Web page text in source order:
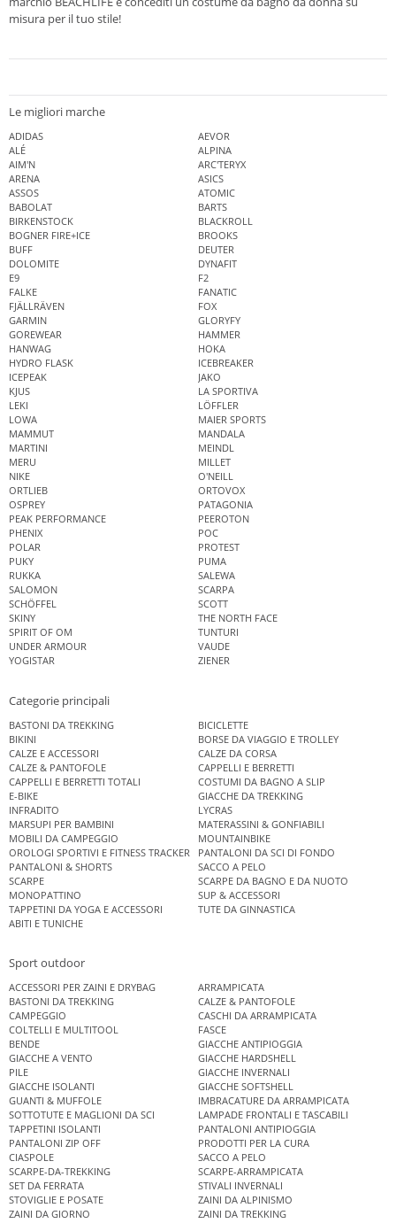
misura per il tuo stile!
Le migliori marche
ADIDAS
AEVOR
ALÉ
ALPINA
AIM'N
ARC'TERYX
ARENA
ASICS
ASSOS
ATOMIC
BABOLAT
BARTS
BIRKENSTOCK
BLACKROLL
BOGNER FIRE+ICE
BROOKS
BUFF
DEUTER
DOLOMITE
DYNAFIT
E9
F2
FALKE
FANATIC
FJÄLLRÄVEN
FOX
GARMIN
GLORYFY
GOREWEAR
HAMMER
HANWAG
HOKA
HYDRO FLASK
ICEBREAKER
ICEPEAK
JAKO
KJUS
LA SPORTIVA
LEKI
LÖFFLER
LOWA
MAIER SPORTS
MAMMUT
MANDALA
MARTINI
MEINDL
MERU
MILLET
NIKE
O'NEILL
ORTLIEB
ORTOVOX
OSPREY
PATAGONIA
PEAK PERFORMANCE
PEEROTON
PHENIX
POC
POLAR
PROTEST
PUKY
PUMA
RUKKA
SALEWA
SALOMON
SCARPA
SCHÖFFEL
SCOTT
SKINY
THE NORTH FACE
SPIRIT OF OM
TUNTURI
UNDER ARMOUR
VAUDE
YOGISTAR
ZIENER
Categorie principali
BASTONI DA TREKKING
BICICLETTE
BIKINI
BORSE DA VIAGGIO E TROLLEY
CALZE E ACCESSORI
CALZE DA CORSA
CALZE & PANTOFOLE
CAPPELLI E BERRETTI
CAPPELLI E BERRETTI TOTALI
COSTUMI DA BAGNO A SLIP
E-BIKE
GIACCHE DA TREKKING
INFRADITO
LYCRAS
MARSUPI PER BAMBINI
MATERASSINI & GONFIABILI
MOBILI DA CAMPEGGIO
MOUNTAINBIKE
OROLOGI SPORTIVI E FITNESS TRACKER
PANTALONI DA SCI DI FONDO
PANTALONI & SHORTS
SACCO A PELO
SCARPE
SCARPE DA BAGNO E DA NUOTO
MONOPATTINO
SUP & ACCESSORI
TAPPETINI DA YOGA E ACCESSORI
TUTE DA GINNASTICA
ABITI E TUNICHE
Sport outdoor
ACCESSORI PER ZAINI E DRYBAG
ARRAMPICATA
BASTONI DA TREKKING
CALZE & PANTOFOLE
CAMPEGGIO
CASCHI DA ARRAMPICATA
COLTELLI E MULTITOOL
FASCE
BENDE
GIACCHE ANTIPIOGGIA
GIACCHE A VENTO
GIACCHE HARDSHELL
PILE
GIACCHE INVERNALI
GIACCHE ISOLANTI
GIACCHE SOFTSHELL
GUANTI & MUFFOLE
IMBRACATURE DA ARRAMPICATA
SOTTOTUTE E MAGLIONI DA SCI
LAMPADE FRONTALI E TASCABILI
TAPPETINI ISOLANTI
PANTALONI ANTIPIOGGIA
PANTALONI ZIP OFF
PRODOTTI PER LA CURA
CIASPOLE
SACCO A PELO
SCARPE-DA-TREKKING
SCARPE-ARRAMPICATA
SET DA FERRATA
STIVALI INVERNALI
STOVIGLIE E POSATE
ZAINI DA ALPINISMO
ZAINI DA GIORNO
ZAINI DA TREKKING